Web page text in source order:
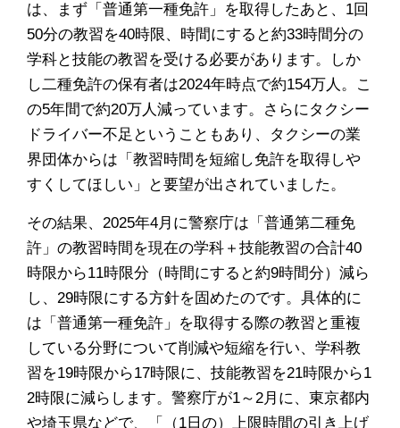
は、まず「普通第一種免許」を取得したあと、1回
50分の教習を40時限、時間にすると約33時間分の
学科と技能の教習を受ける必要があります。しか
し二種免許の保有者は2024年時点で約154万人。こ
の5年間で約20万人減っています。さらにタクシー
ドライバー不足ということもあり、タクシーの業
界団体からは「教習時間を短縮し免許を取得しや
すくしてほしい」と要望が出されていました。
その結果、2025年4月に警察庁は「普通第二種免
許」の教習時間を現在の学科＋技能教習の合計40
時限から11時限分（時間にすると約9時間分）減ら
し、29時限にする方針を固めたのです。具体的に
は「普通第一種免許」を取得する際の教習と重複
している分野について削減や短縮を行い、学科教
習を19時限から17時限に、技能教習を21時限から1
2時限に減らします。警察庁が1～2月に、東京都内
や埼玉県などで、「（1日の）上限時間の引き上げ